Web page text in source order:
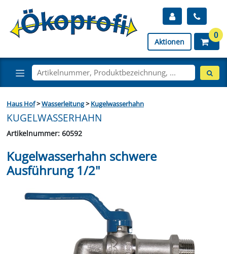
Aktionen
0
Haus Hof>Wasserleitung>Kugelwasserhahn
KUGELWASSERHAHN
Artikelnummer: 60592
Kugelwasserhahn schwere
Ausführung 1/2"